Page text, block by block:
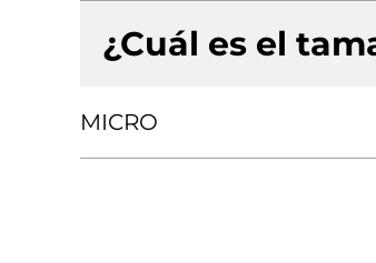
¿Cuál es el
MICRO